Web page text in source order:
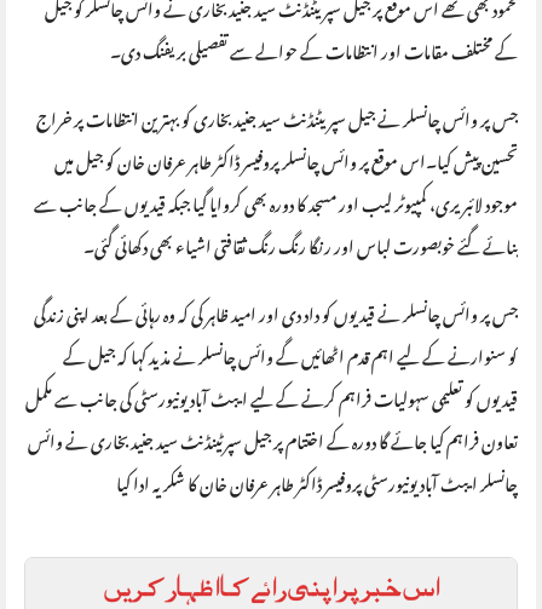
کے مختلف مقامات اور انتظامات کے حوالے سے تفصیلی بریفنگ دی۔
جس پر وائس چانسلر نے جیل سپریٹنڈنٹ سید جنید بخاری کو بہترین انتظامات پر خراج
تحسین پیش کیا۔اس موقع پر وائس چانسلر پروفیسر ڈاکٹر طاہر عرفان خان کو جیل میں
موجود لائبریری، کمپیوٹر لیب اور مسجد کا دورہ بھی کروایا گیا جبکہ قیدیوں کے جانب سے
بنائے گئے خوبصورت لباس اور رنگا رنگ رنگ ثقافتی اشیاء بھی دکھائی گئی۔
جس پر وائس چانسلر نے قیدیوں کو داد دی اور امید ظاہر کی کہ وہ رہائی کے بعد اپنی زندگی
کو سنوارنے کے لیے اہم قدم اٹھائیں گے وائس چانسلر نے مذید کہا کہ جیل کے
قیدیوں کو تعلیمی سہولیات فراہم کرنے کے لیے ایبٹ آباد یونیورسٹی کی جانب سے مکمل
تعاون فراہم کیا جائے گا دورہ کے اختتام پر جیل سپرٹینڈنٹ سید جنید بخاری نے وائس
چانسلر ایبٹ آباد یونیورسٹی پروفیسر ڈاکٹر طاہر عرفان خان کا شکریہ ادا کیا
اس خبر پر اپنی رائے کا اظہار کریں